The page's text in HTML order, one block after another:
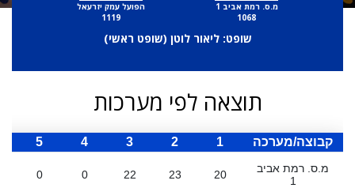
מ.ס. רמת אביב 1
1068
הפועל עמק יזרעאל
1119
שופט: ליאור לוטן (שופט ראשי)
תוצאה לפי מערכות
קבוצה/מערכה 1
2
3
4
5
מ.ס. רמת אביב
1
20
23
22
0
0